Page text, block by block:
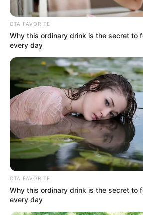
Grupos del
Crédito: Antena2
COMPARTIR
ALERTA BOGOTÁ EN
TEMAS RELACIONADOS
DEPORTES
ALERTA PAISA
CTA FAVORITE
Why this ordinary drink is the secret to
every day
CTA FAVORITE
Why this ordinary drink is the secret to
every day